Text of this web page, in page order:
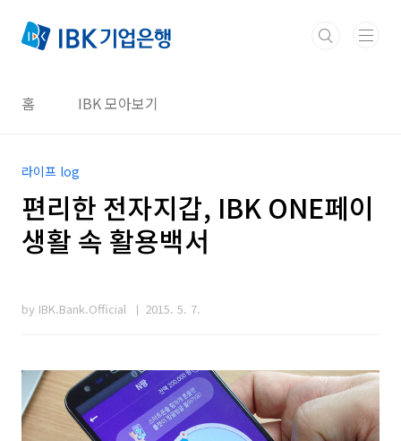
홈 IBK 모아보기
라이프 log
편리한 전자지갑, IBK ONE페이
생활 속 활용백서
by IBK.Bank.Official 2015. 5. 7.